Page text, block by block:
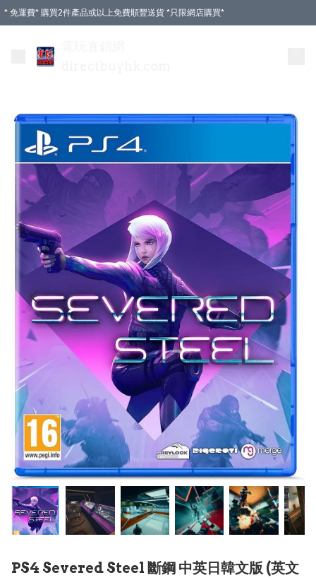
* 免運費* 購買2件產品或以上免費順豐送貨 *只限網店購買*
PS4 Severed Steel 斷鋼 中英日韓文版 (英文